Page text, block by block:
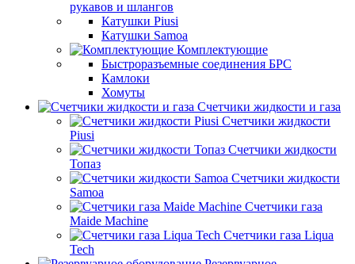
рукавов и шлангов
Катушки Piusi
Катушки Samoa
Комплектующие
Быстроразъемные соединения БРС
Камлоки
Хомуты
Счетчики жидкости и газа
Счетчики жидкости
Piusi
Счетчики жидкости
Топаз
Счетчики жидкости
Samoa
Счетчики газа
Maide Machine
Счетчики газа Liqua
Tech